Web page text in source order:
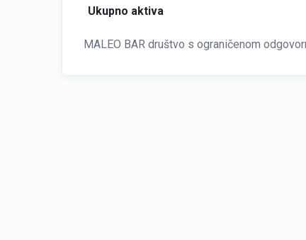
Ukupno aktiva
MALEO BAR društvo s ograničenom